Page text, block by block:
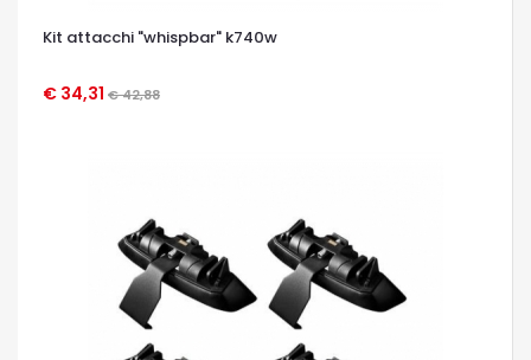
Kit attacchi "whispbar" k740w
€ 34,31 € 42,88
OCCHIATA VELOCE